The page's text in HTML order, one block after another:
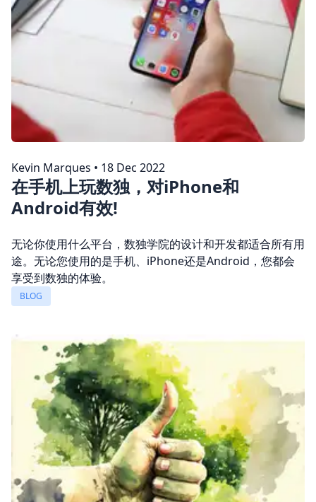
Kevin Marques • 18 Dec 2022
在手机上玩数独，对iPhone和
Android有效!
无论你使用什么平台，数独学院的设计和开发都适合所有用
途。无论您使用的是手机、iPhone还是Android，您都会
享受到数独的体验。
BLOG